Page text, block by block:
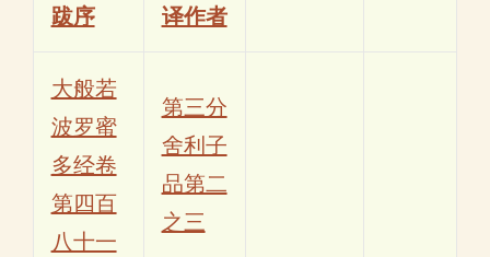
跋序
译作者
大般若
波罗蜜
多经卷
第四百
八十一
第三分
舍利子
品第二
之三